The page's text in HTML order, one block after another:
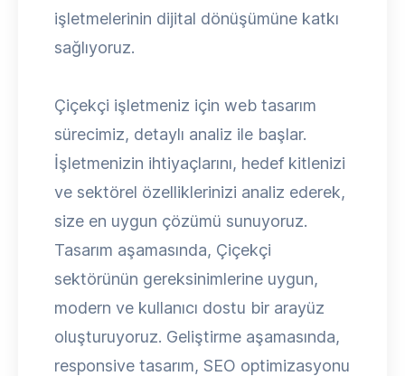
işletmelerinin dijital dönüşümüne katkı
sağlıyoruz.
Çiçekçi işletmeniz için web tasarım
sürecimiz, detaylı analiz ile başlar.
İşletmenizin ihtiyaçlarını, hedef kitlenizi
ve sektörel özelliklerinizi analiz ederek,
size en uygun çözümü sunuyoruz.
Tasarım aşamasında, Çiçekçi
sektörünün gereksinimlerine uygun,
modern ve kullanıcı dostu bir arayüz
oluşturuyoruz. Geliştirme aşamasında,
responsive tasarım, SEO optimizasyonu